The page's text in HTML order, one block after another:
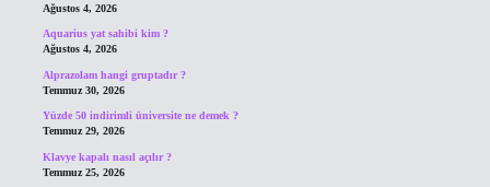
Ağustos 4, 2026
Aquarius yat sahibi kim ?
Ağustos 4, 2026
Alprazolam hangi gruptadır ?
Temmuz 30, 2026
Yüzde 50 indirimli üniversite ne demek ?
Temmuz 29, 2026
Klavye kapalı nasıl açılır ?
Temmuz 25, 2026